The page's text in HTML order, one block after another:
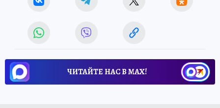
ЧИТАЙТЕ НАС В МАХ!